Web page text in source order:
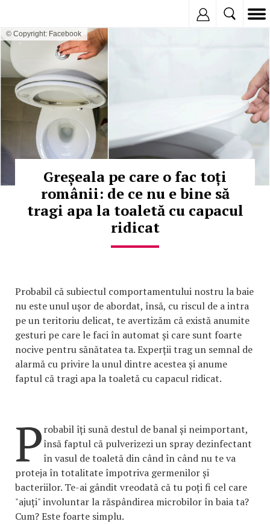
© Copyright: Facebook
Greșeala pe care o fac toți
românii: de ce nu e bine să
tragi apa la toaletă cu capacul
ridicat
Probabil că subiectul comportamentului nostru la baie
nu este unul ușor de abordat, însă, cu riscul de a intra
pe un teritoriu delicat, te avertizăm că există anumite
gesturi pe care le faci în automat și care sunt foarte
nocive pentru sănătatea ta. Experții trag un semnal de
alarmă cu privire la unul dintre acestea și anume
faptul că tragi apa la toaletă cu capacul ridicat.
Probabil îți sună destul de banal și neimportant,
însă faptul că pulverizezi un spray dezinfectant
în vasul de toaletă din când în când nu te va
proteja în totalitate împotriva germenilor și
bacteriilor. Te-ai gândit vreodată că tu poți fi cel care
"ajuți" involuntar la răspândirea microbilor în baia ta?
Cum? Este foarte simplu.